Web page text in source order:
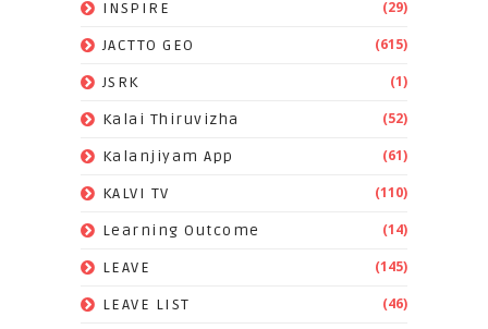
INSPIRE (29)
JACTTO GEO (615)
JSRK (1)
Kalai Thiruvizha (52)
Kalanjiyam App (61)
KALVI TV (110)
Learning Outcome (14)
LEAVE (145)
LEAVE LIST (46)